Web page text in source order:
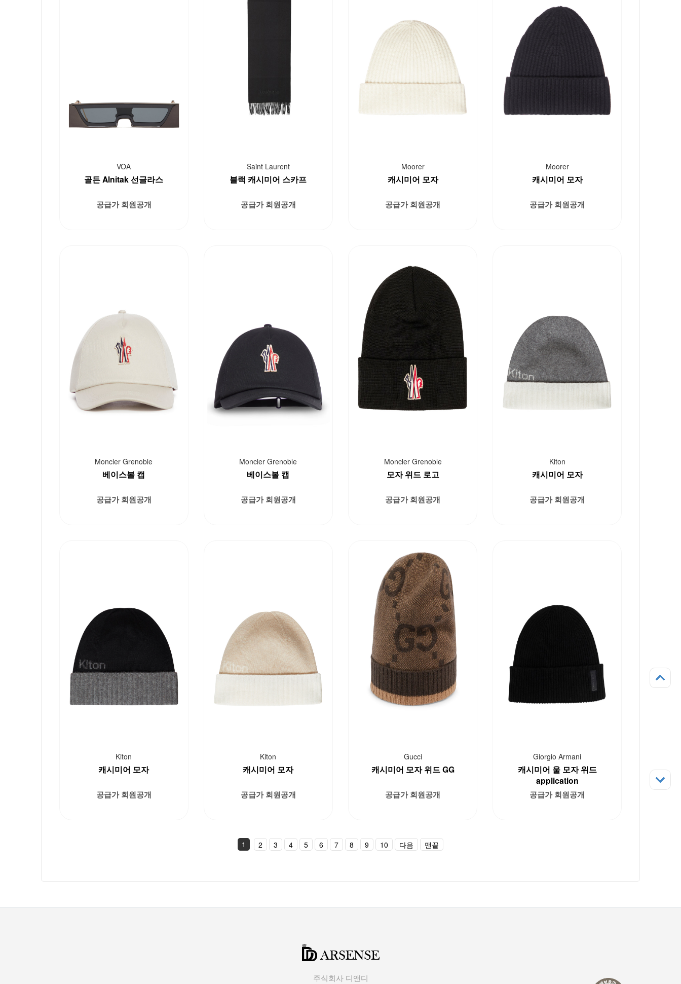
VOA
골든 Alnitak 선글라스
공급가 회원공개
Saint Laurent
블랙 캐시미어 스카프
공급가 회원공개
Moorer
캐시미어 모자
공급가 회원공개
Moorer
캐시미어 모자
공급가 회원공개
Moncler Grenoble
베이스볼 캡
공급가 회원공개
Moncler Grenoble
베이스볼 캡
공급가 회원공개
Moncler Grenoble
모자 위드 로고
공급가 회원공개
Kiton
캐시미어 모자
공급가 회원공개
Kiton
캐시미어 모자
공급가 회원공개
Kiton
캐시미어 모자
공급가 회원공개
Gucci
캐시미어 모자 위드 GG
공급가 회원공개
Giorgio Armani
캐시미어 울 모자 위드
application
공급가 회원공개
1 2 3 4 5 6 7 8 9 10 다음 맨끝
주식회사 디앤디